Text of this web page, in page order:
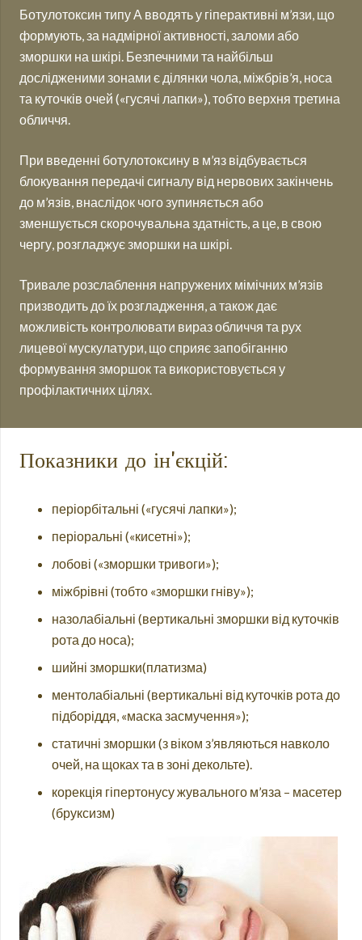
Ботулотоксин типу А вводять у гіперактивні м’язи, що
формують, за надмірної активності, заломи або
зморшки на шкірі. Безпечними та найбільш
дослідженими зонами є ділянки чола, міжбрів’я, носа
та куточків очей («гусячі лапки»), тобто верхня третина
обличчя.
При введенні ботулотоксину в м’яз відбувається
блокування передачі сигналу від нервових закінчень
до м’язів, внаслідок чого зупиняється або
зменшується скорочувальна здатність, а це, в свою
чергу, розгладжує зморшки на шкірі.
Тривале розслаблення напружених мімічних м’язів
призводить до їх розгладження, а також дає
можливість контролювати вираз обличчя та рух
лицевої мускулатури, що сприяє запобіганню
формування зморшок та використовується у
профілактичних цілях.
Показники до ін'єкцій:
періорбітальні («гусячі лапки»);
періоральні («кисетні»);
лобові («зморшки тривоги»);
міжбрівні (тобто «зморшки гніву»);
назолабіальні (вертикальні зморшки від куточків
рота до носа);
шийні зморшки(платизма)
ментолабіальні (вертикальні від куточків рота до
підборіддя, «маска засмучення»);
статичні зморшки (з віком з’являються навколо
очей, на щоках та в зоні декольте).
корекція гіпертонусу жувального м’яза – масетер
(бруксизм)